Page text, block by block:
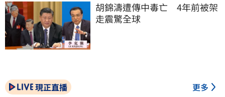
胡錦濤遭傳中毒亡　4年前被架
走震驚全球
現正直播 更多